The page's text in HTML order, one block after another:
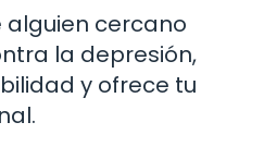
alguien cercano
la depresión,
y ofrece tu